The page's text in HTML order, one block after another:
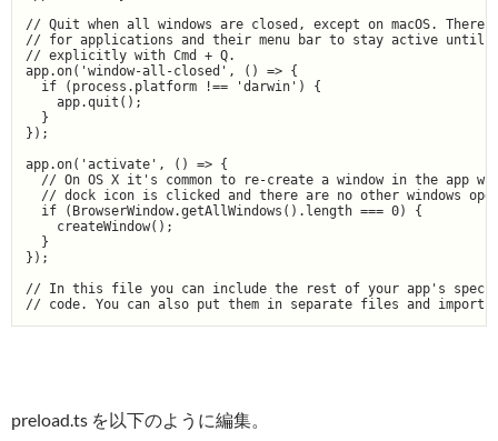
// Quit when all windows are closed, except on macOS. There,
// for applications and their menu bar to stay active until
// explicitly with Cmd + Q.
app.on('window-all-closed', () => {
  if (process.platform !== 'darwin') {
    app.quit();
  }
});
app.on('activate', () => {
// On OS X it's common to re-create a window in the app
// dock icon is clicked and there are no other windows
  if (BrowserWindow.getAllWindows().length === 0) {
    createWindow();
  }
});
// In this file you can include the rest of your app's
preload.ts を以下のように編集。